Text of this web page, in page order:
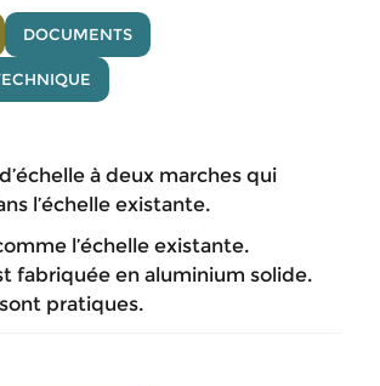
DOCUMENTS
à deux marches qui
l’échelle existante.
l’échelle existante.
fabriquée en aluminium solide.
pratiques.